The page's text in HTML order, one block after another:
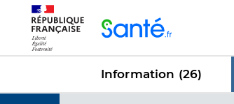
Information (26)
Panneau de gestion des cookies